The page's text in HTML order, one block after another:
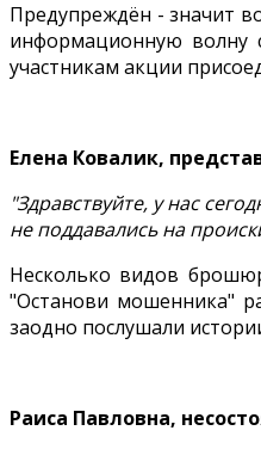
Предупреждён - значит
информационную волну
участникам акции
Елена Ковалик,
"Здравствуйте, у нас
не поддавались на
Несколько видов
"Останови мошенника"
заодно послушали
Раиса Павловна,